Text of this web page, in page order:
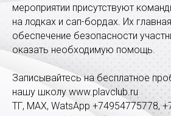
мероприятии присутствуют
на лодках и сап-бордах. Их
обеспечение безопасности
оказать необходимую помощь.
Записывайтесь на бесплатное
нашу школу www.plavclub.ru
ТГ, МАХ, WatsApp +74954775778,